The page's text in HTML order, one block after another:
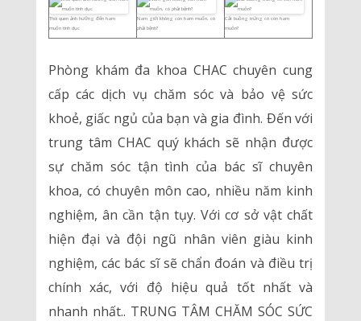
Thói quen ảnh hưởng đến ham
muốn tình dục
Nam giới không còn ham muốn, có
phải bệnh?
Cắt buồng trứng có còn ham
muốn?
Phòng khám đa khoa CHAC chuyên cung
cấp các dịch vụ chăm sóc và bảo vệ sức
khoẻ, giấc ngủ của bạn và gia đình. Đến với
trung tâm CHAC quý khách sẽ nhận được
sự chăm sóc tận tình của bác sĩ chuyên
khoa, có chuyên môn cao, nhiều năm kinh
nghiệm, ân cần tận tụy. Với cơ sở vật chất
hiện đại và đội ngũ nhân viên giàu kinh
nghiệm, các bác sĩ sẽ chẩn đoán và điều trị
chính xác, với độ hiệu quả tốt nhất và
nhanh nhất.. TRUNG TÂM CHĂM SÓC SỨC